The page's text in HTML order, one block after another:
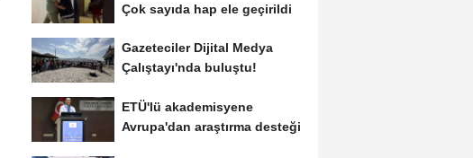
Çok sayıda hap ele geçirildi
Gazeteciler Dijital Medya
Çalıştayı'nda buluştu!
ETÜ'lü akademisyene
Avrupa'dan araştırma desteği